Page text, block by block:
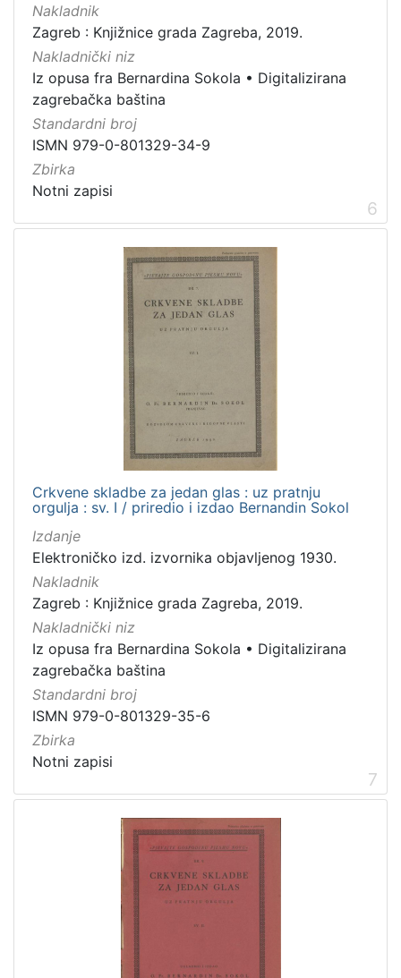
Nakladnik
Zagreb : Knjižnice grada Zagreba, 2019.
Nakladnički niz
Iz opusa fra Bernardina Sokola • Digitalizirana
zagrebačka baština
Standardni broj
ISMN 979-0-801329-34-9
Zbirka
Notni zapisi
6
Crkvene skladbe za jedan glas : uz pratnju
orgulja : sv. I / priredio i izdao Bernandin Sokol
Izdanje
Elektroničko izd. izvornika objavljenog 1930.
Nakladnik
Zagreb : Knjižnice grada Zagreba, 2019.
Nakladnički niz
Iz opusa fra Bernardina Sokola • Digitalizirana
zagrebačka baština
Standardni broj
ISMN 979-0-801329-35-6
Zbirka
Notni zapisi
7